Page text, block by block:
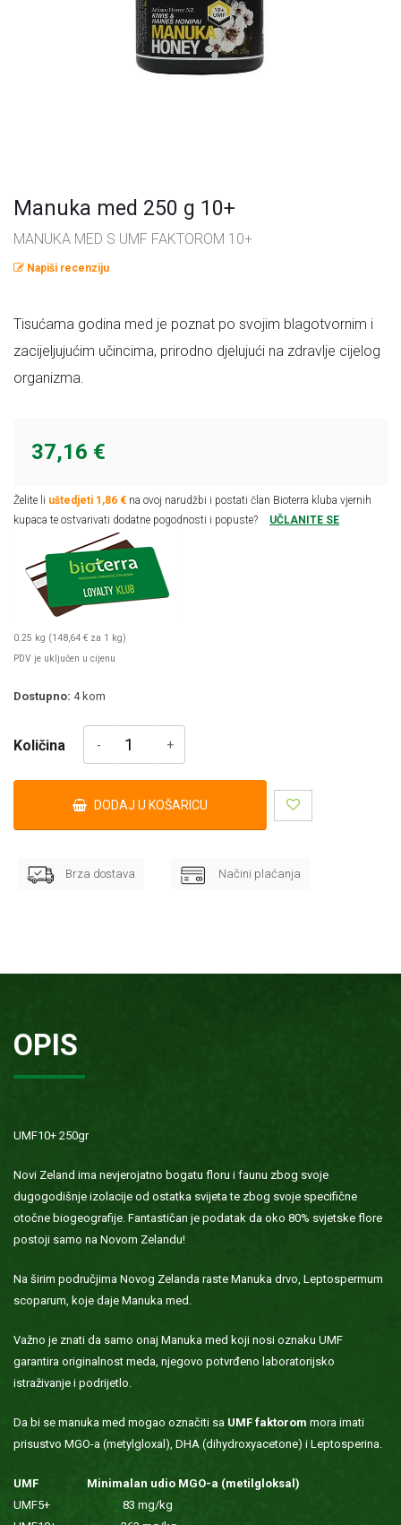
Manuka med 250 g 10+
MANUKA MED S UMF FAKTOROM 10+
Napiši recenziju
Tisućama godina med je poznat po svojim blagotvornim i
zacijeljujućim učincima, prirodno djelujući na zdravlje cijelog
organizma.
37,16 €
Želite li uštedjeti 1,86 € na ovoj narudžbi i postati član Bioterra kluba vjernih
kupaca te ostvarivati dodatne pogodnosti i popuste?
UČLANITE SE
0.25 kg (148,64 € za 1 kg)
PDV je uključen u cijenu
Dostupno: 4kom
Količina
DODAJ U KOŠARICU
Brza dostava Načini plaćanja
OPIS
UMF10+ 250gr
Novi Zeland ima nevjerojatno bogatu floru i faunu zbog svoje
dugogodišnje izolacije od ostatka svijeta te zbog svoje specifične
otočne biogeografije. Fantastičan je podatak da oko 80% svjetske flore
postoji samo na Novom Zelandu!
Na širim područjima Novog Zelanda raste Manuka drvo, Leptospermum
scoparum, koje daje Manuka med.
Važno je znati da samo onaj Manuka med koji nosi oznaku UMF
garantira originalnost meda, njegovo potvrđeno laboratorijsko
istraživanje i podrijetlo.
Da bi se manuka med mogao označiti sa UMF faktorom mora imati
prisustvo MGO-a (metylgloxal), DHA (dihydroxyacetone) i Leptosperina.
UMF Minimalan udio MGO-a (metilgloksal)
UMF5+ 83 mg/kg